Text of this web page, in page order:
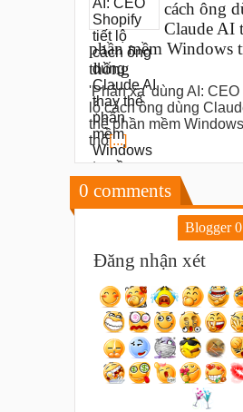
cách ông
Claude AI
phần mềm Windows
thống
'Phản xạ' dùng AI:
lộ cách ông dùng
thế phần mềm
thố[...]
0 comments
Blogger0
Đăng nhận xét